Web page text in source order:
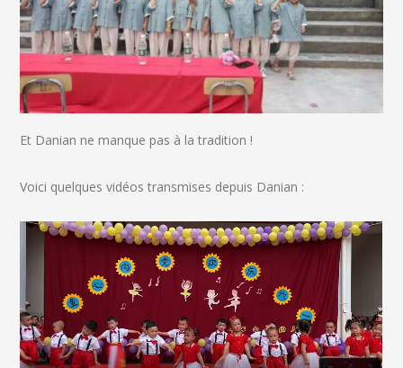
Et Danian ne manque pas à la tradition !
Voici quelques vidéos transmises depuis Danian :